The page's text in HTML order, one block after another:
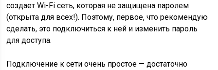
создает Wi-Fi сеть, которая не защищена паролем
(открыта для всех!). Поэтому, первое, что рекомендую
сделать, это подключиться к ней и изменить пароль
для доступа.
Подключение к сети очень простое — достаточно